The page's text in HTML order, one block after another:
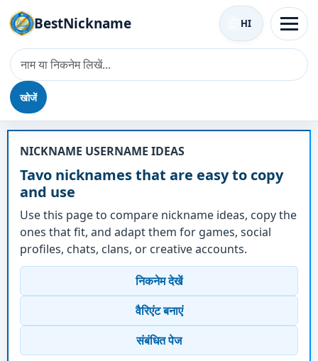
BestNickname
खोजें
HI
उपनाम - Tavo
NICKNAME USERNAME IDEAS
Tavo nicknames that are easy to copy
and use
Use this page to compare nickname ideas, copy the
ones that fit, and adapt them for games, social
profiles, chats, clans, or creative accounts.
निकनेम देखें
वैरिएंट बनाएं
संबंधित पेज